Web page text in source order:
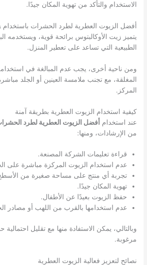
الاستخدام والتأكد من تهوية المكان جيدًا.
أفضل الزيوت العطرية لطرد الحشرات باستخدام
يتميز زيت الأوكالبتوس برائحة قوية،
الطبيعية التي تساعد على تعطير المنزل.
ومن ناحية أخرى، يجب عدم المبالغة في
المغلقة، مع تجنب ملامسة العينين أو الجلد
المركز.
كيفية استخدام الزيوت العطرية بطريقة آمنة
عند استخدام أفضل الزيوت العطرية لطرد
من الإرشادات، ومنها:
قراءة تعليمات الشركة المصنعة.
عدم استخدام الزيوت المركزة مباشرة على
تجربة أي منتج على مساحة صغيرة من الأسطح
تهوية المكان جيدًا.
حفظ الزيوت بعيدًا عن الأطفال.
عدم استخدامها بالقرب من اللهب أو مصادر
وبالتالي، يمكن الاستفادة منها مع تقليل
مرغوبة.
نصائح لتعزيز فعالية الزيوت العطرية